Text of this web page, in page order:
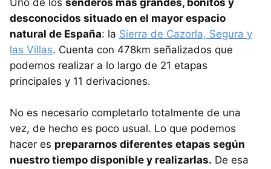
Uno de los senderos más grandes, bonitos y
desconocidos situado en el mayor espacio
natural de España: la Sierra de Cazorla, Segura y
las Villas. Cuenta con 478km señalizados que
podemos realizar a lo largo de 21 etapas
principales y 11 derivaciones.
No es necesario completarlo totalmente de una
vez, de hecho es poco usual. Lo que podemos
hacer es prepararnos diferentes etapas según
nuestro tiempo disponible y realizarlas. De esa